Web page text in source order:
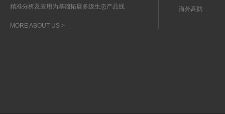
精准分析及应用为基础拓展多级生态产品线
MORE ABOUT US >
海外高防